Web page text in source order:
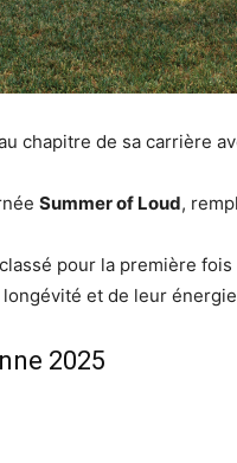
chapitre de sa carrière
Summer of Loud,
classé pour la première
et de leur
2025